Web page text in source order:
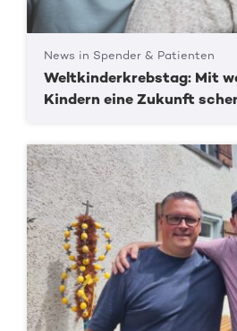
News in Spender & Patienten
Weltkinderkrebstag: Mit
Kindern eine Zukunft